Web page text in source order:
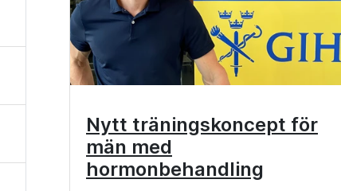
Nytt träningskoncept för
män med
hormonbehandling